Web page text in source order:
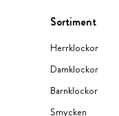
Sortiment
Herrklockor
Damklockor
Barnklockor
Smycken